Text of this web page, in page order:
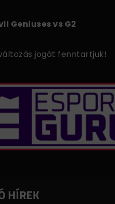
Geniuses vs G2
jogát fenntartjuk!
HÍREK